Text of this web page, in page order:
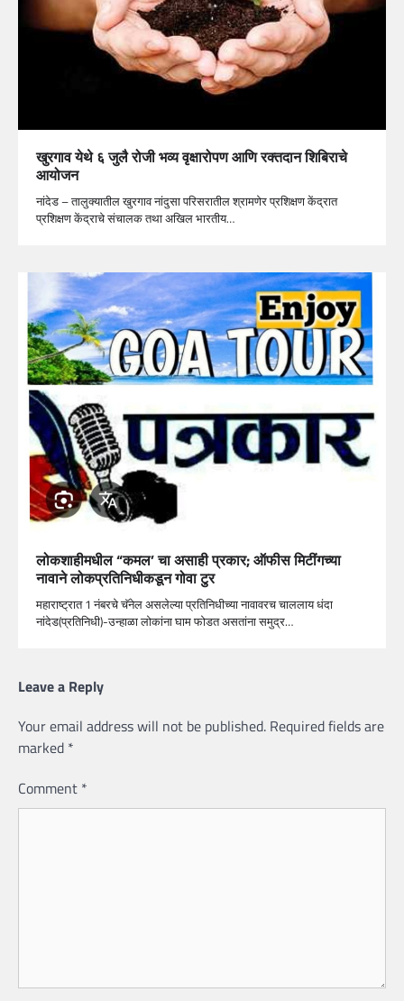
खुरगाव येथे ६ जुलै रोजी भव्य वृक्षारोपण आणि रक्तदान शिबिराचे
आयोजन
नांदेड – तालुक्यातील खुरगाव नांदुसा परिसरातील श्रामणेर प्रशिक्षण केंद्रात
प्रशिक्षण केंद्राचे संचालक तथा अखिल भारतीय…
लोकशाहीमधील “कमल’ चा असाही प्रकार; ऑफीस मिटींगच्या
नावाने लोकप्रतिनिधीकडून गोवा टुर
महाराष्ट्रात 1 नंबरचे चॅनेल असलेल्या प्रतिनिधीच्या नावावरच चाललाय धंदा
नांदेड(प्रतिनिधी)-उन्हाळा लोकांना घाम फोडत असतांना समुद्र…
Leave a Reply
Your email address will not be published. Required fields are
marked *
Comment *